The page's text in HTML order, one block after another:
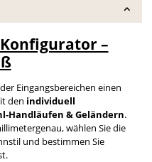
–
Eingangsbereichen einen
den individuell
Handläufen & Geländern.
wählen Sie die
und bestimmen Sie